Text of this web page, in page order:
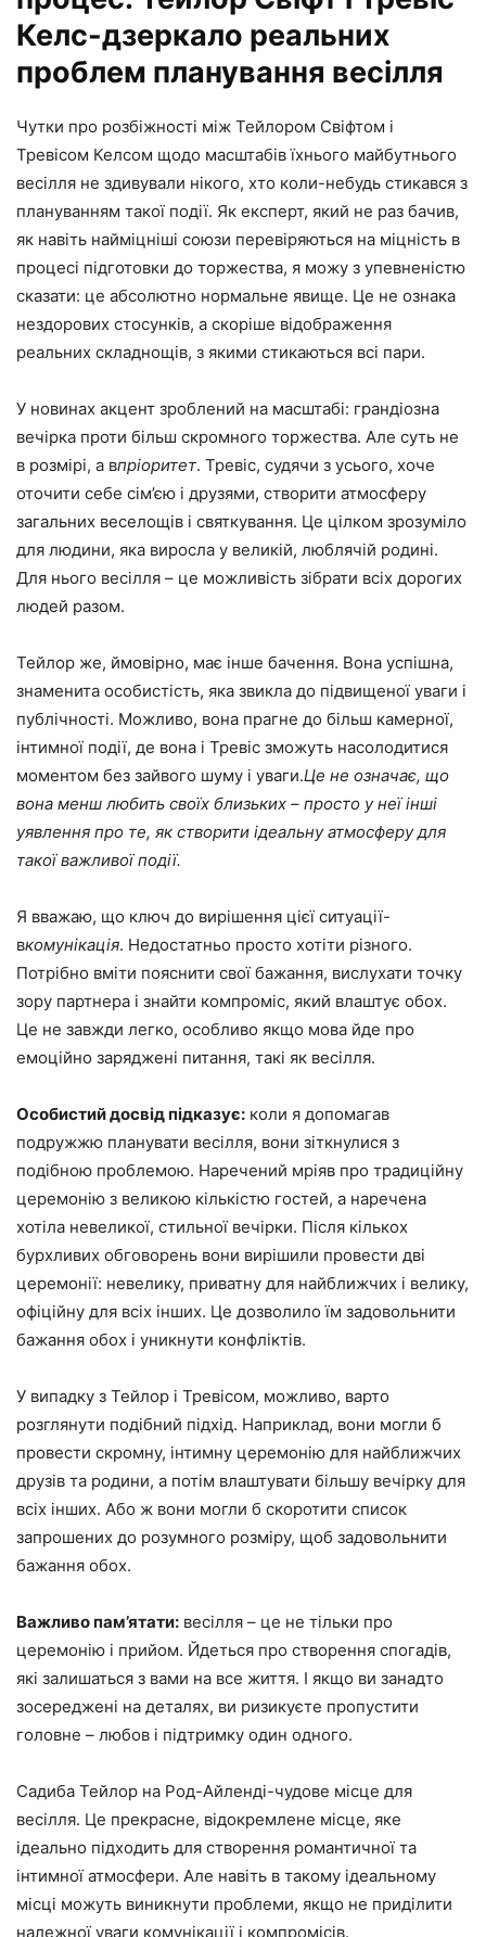
Келс-дзеркало реальних
проблем планування весілля
Чутки про розбіжності між Тейлором Свіфтом і
Тревісом Келсом щодо масштабів їхнього майбутнього
весілля не здивували нікого, хто коли-небудь стикався з
плануванням такої події. Як експерт, який не раз бачив,
як навіть найміцніші союзи перевіряються на міцність в
процесі підготовки до торжества, я можу з упевненістю
сказати: це абсолютно нормальне явище. Це не ознака
нездорових стосунків, а скоріше відображення
реальних складнощів, з якими стикаються всі пари.
У новинах акцент зроблений на масштабі: грандіозна
вечірка проти більш скромного торжества. Але суть не
в розмірі, а впріоритет. Тревіс, судячи з усього, хоче
оточити себе сім’єю і друзями, створити атмосферу
загальних веселощів і святкування. Це цілком зрозуміло
для людини, яка виросла у великій, люблячій родині.
Для нього весілля – це можливість зібрати всіх дорогих
людей разом.
Тейлор же, ймовірно, має інше бачення. Вона успішна,
знаменита особистість, яка звикла до підвищеної уваги і
публічності. Можливо, вона прагне до більш камерної,
інтимної події, де вона і Тревіс зможуть насолодитися
моментом без зайвого шуму і уваги.Це не означає, що
вона менш любить своїх близьких – просто у неї інші
уявлення про те, як створити ідеальну атмосферу для
такої важливої події.
Я вважаю, що ключ до вирішення цієї ситуації-
вкомунікація. Недостатньо просто хотіти різного.
Потрібно вміти пояснити свої бажання, вислухати точку
зору партнера і знайти компроміс, який влаштує обох.
Це не завжди легко, особливо якщо мова йде про
емоційно заряджені питання, такі як весілля.
Особистий досвід підказує: коли я допомагав
подружжю планувати весілля, вони зіткнулися з
подібною проблемою. Наречений мріяв про традиційну
церемонію з великою кількістю гостей, а наречена
хотіла невеликої, стильної вечірки. Після кількох
бурхливих обговорень вони вирішили провести дві
церемонії: невелику, приватну для найближчих і велику,
офіційну для всіх інших. Це дозволило їм задовольнити
бажання обох і уникнути конфліктів.
У випадку з Тейлор і Тревісом, можливо, варто
розглянути подібний підхід. Наприклад, вони могли б
провести скромну, інтимну церемонію для найближчих
друзів та родини, а потім влаштувати більшу вечірку для
всіх інших. Або ж вони могли б скоротити список
запрошених до розумного розміру, щоб задовольнити
бажання обох.
Важливо пам’ятати: весілля – це не тільки про
церемонію і прийом. Йдеться про створення спогадів,
які залишаться з вами на все життя. І якщо ви занадто
зосереджені на деталях, ви ризикуєте пропустити
головне – любов і підтримку один одного.
Садиба Тейлор на Род-Айленді-чудове місце для
весілля. Це прекрасне, відокремлене місце, яке
ідеально підходить для створення романтичної та
інтимної атмосфери. Але навіть в такому ідеальному
місці можуть виникнути проблеми, якщо не приділити
належної уваги комунікації і компромісів.